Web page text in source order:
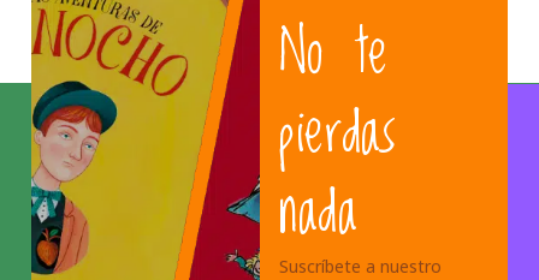
No te
pierdas
nada
Suscríbete a nuestro